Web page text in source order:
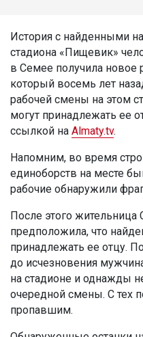
История с найденными
стадиона «Пищевик»
в Семее получила
который восемь лет
рабочей смены на этом
могут принадлежать ее
ссылкой на Almaty.tv.
Напомним, во время
единоборств на месте
рабочие обнаружили
После этого
предположила, что
принадлежать ее отцу.
до исчезновения
на стадионе и однажды
очередной смены. С тех
пропавшим.